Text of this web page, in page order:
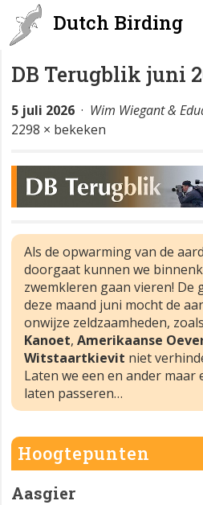
Dutch Birding
DB Terugblik juni
5 juli 2026 · Wim Wiegant &
2298 × bekeken
Als de opwarming van de
doorgaat kunnen we
zwemkleren gaan vieren! De
deze maand juni mocht de
onwijze zeldzaamheden, zoals
Kanoet, Amerikaanse
Witstaartkievit niet
Laten we een en ander maar
laten passeren…
Hoogtepunten
Aasgier